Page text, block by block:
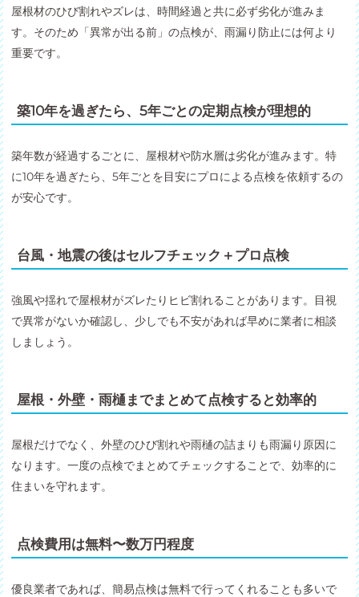
屋根材のひび割れやズレは、時間経過と共に必ず劣化が進みま
す。そのため「異常が出る前」の点検が、雨漏り防止には何より
重要です。
築10年を過ぎたら、5年ごとの定期点検が理想的
築年数が経過するごとに、屋根材や防水層は劣化が進みます。特
に10年を過ぎたら、5年ごとを目安にプロによる点検を依頼するの
が安心です。
台風・地震の後はセルフチェック＋プロ点検
強風や揺れで屋根材がズレたりヒビ割れることがあります。目視
で異常がないか確認し、少しでも不安があれば早めに業者に相談
しましょう。
屋根・外壁・雨樋までまとめて点検すると効率的
屋根だけでなく、外壁のひび割れや雨樋の詰まりも雨漏り原因に
なります。一度の点検でまとめてチェックすることで、効率的に
住まいを守れます。
点検費用は無料〜数万円程度
優良業者であれば、簡易点検は無料で行ってくれることも多いで